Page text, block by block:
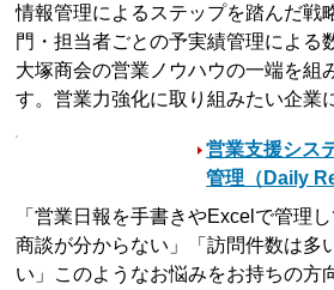
情報管理によるステップを踏んだ戦
門・担当者ごとの予実績管理による
大塚商会の営業ノウハウの一端を組
す。営業力強化に取り組みたい企業
営業支援シス
管理（Daily
「営業日報を手書きやExcelで管理
商談が分からない」「訪問件数は多
い」このようなお悩みをお持ちの方